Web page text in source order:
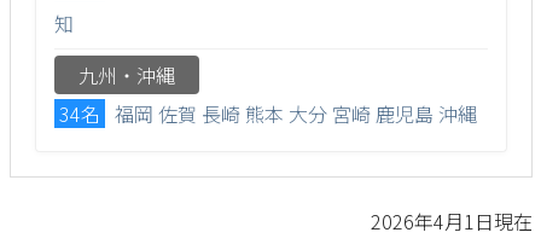
知
九州・沖縄
34名 福岡 佐賀 長崎熊本 大分 宮崎 鹿児島 沖縄
2026年4月1日現在